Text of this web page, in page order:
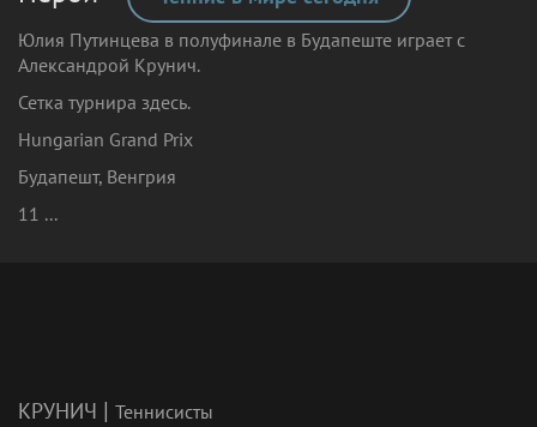
Юлия Путинцева в полуфинале в Будапеште играет с
Александрой Крунич.
Сетка турнира здесь.
Hungarian Grand Prix
Будапешт, Венгрия
11 ...
КРУНИЧ | Теннисисты